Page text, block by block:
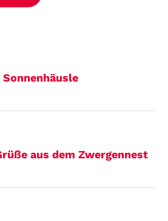
aus dem Zwergennest